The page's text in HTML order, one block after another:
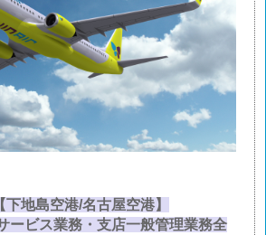
下地島空港/名古屋空港】
ービス業務・支店一般管理業務全